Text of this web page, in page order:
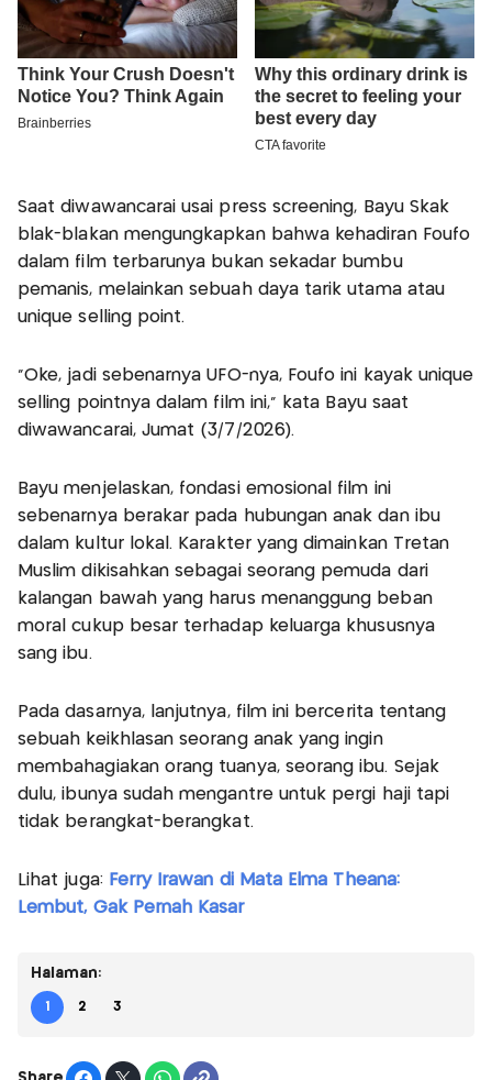
Saat diwawancarai usai press screening, Bayu Skak
blak-blakan mengungkapkan bahwa kehadiran Foufo
dalam film terbarunya bukan sekadar bumbu
pemanis, melainkan sebuah daya tarik utama atau
unique selling point.
"Oke, jadi sebenarnya UFO-nya, Foufo ini kayak unique
selling pointnya dalam film ini," kata Bayu saat
diwawancarai, Jumat (3/7/2026).
Bayu menjelaskan, fondasi emosional film ini
sebenarnya berakar pada hubungan anak dan ibu
dalam kultur lokal. Karakter yang dimainkan Tretan
Muslim dikisahkan sebagai seorang pemuda dari
kalangan bawah yang harus menanggung beban
moral cukup besar terhadap keluarga khususnya
sang ibu.
Pada dasarnya, lanjutnya, film ini bercerita tentang
sebuah keikhlasan seorang anak yang ingin
membahagiakan orang tuanya, seorang ibu. Sejak
dulu, ibunya sudah mengantre untuk pergi haji tapi
tidak berangkat-berangkat.
Lihat juga: Ferry Irawan di Mata Elma Theana:
Lembut, Gak Pernah Kasar
Halaman:
1 2 3